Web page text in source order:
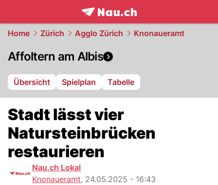
frontpage.NAU.ch
Home Zürich Agglo Zürich Knonaueramt
Affoltern am Albis
Übersicht Spielplan Tabelle
Stadt lässt vier
Natursteinbrücken
restaurieren
Nau.ch Lokal
Knonaueramt, 24.05.2025 - 16:43